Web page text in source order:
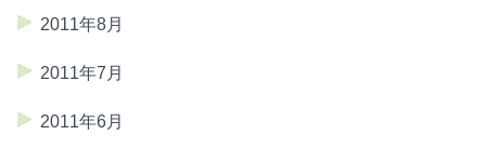
2011年8月
2011年7月
2011年6月